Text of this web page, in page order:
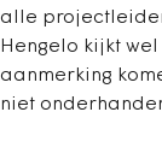
alle
Hengelo kijkt
aanmerking
niet